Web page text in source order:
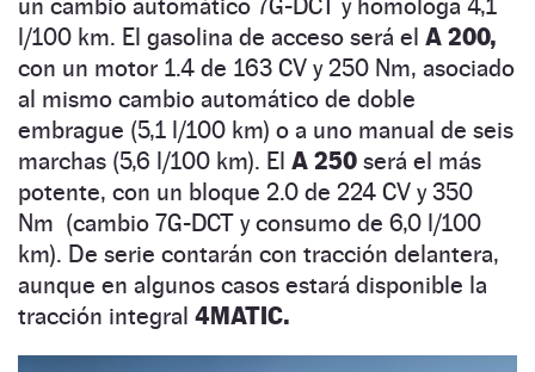
un cambio automático 7G-DCT y homologa 4,1
l/100 km. El gasolina de acceso será el A 200,
con un motor 1.4 de 163 CV y 250 Nm, asociado
al mismo cambio automático de doble
embrague (5,1 l/100 km) o a uno manual de seis
marchas (5,6 l/100 km). El A 250 será el más
potente, con un bloque 2.0 de 224 CV y 350
Nm (cambio 7G-DCT y consumo de 6,0 l/100
km). De serie contarán con tracción delantera,
aunque en algunos casos estará disponible la
tracción integral 4MATIC.